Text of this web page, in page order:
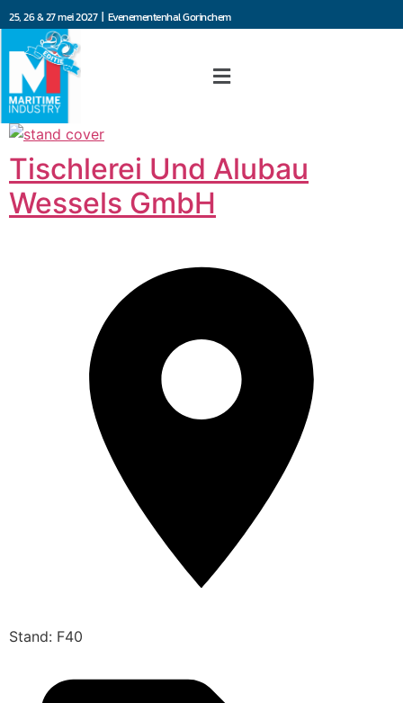
25, 26 & 27 mei 2027 | Evenementenhal Gorinchem
Tischlerei Und Alubau
Wessels GmbH
Stand: F40